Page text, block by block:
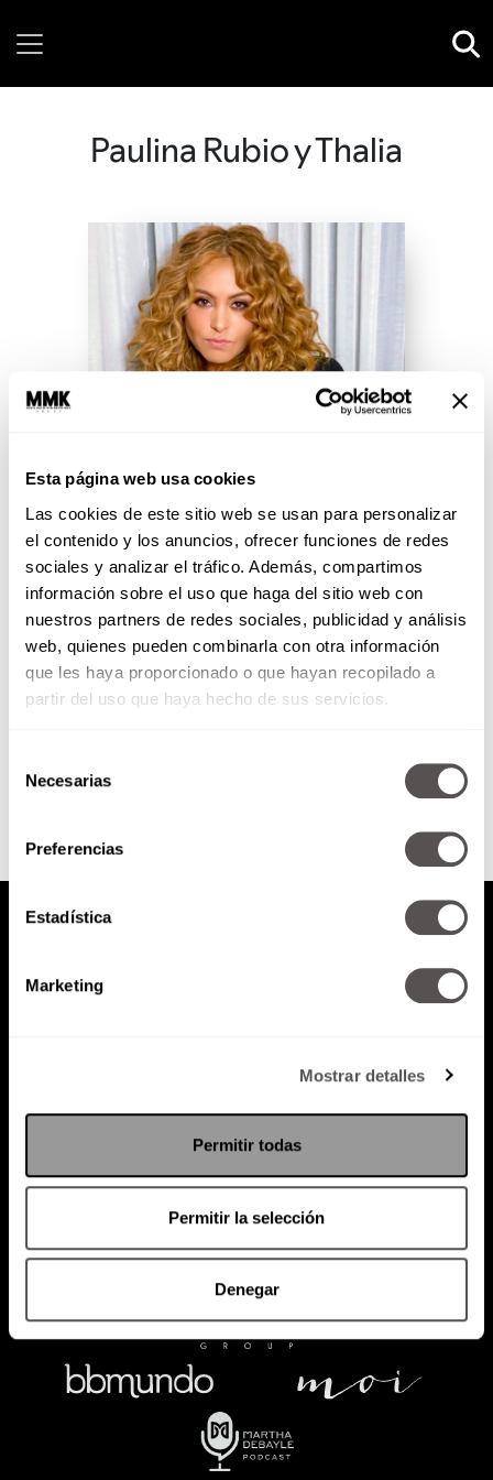
Esta página web usa cookies
Las cookies de este sitio web se usan para personalizar
el contenido y los anuncios, ofrecer funciones de redes
sociales y analizar el tráfico. Además, compartimos
información sobre el uso que haga del sitio web con
nuestros partners de redes sociales, publicidad y análisis
web, quienes pueden combinarla con otra información
que les haya proporcionado o que hayan recopilado a
partir del uso que haya hecho de sus servicios.
Necesarias
Preferencias
Estadística
Marketing
Mostrar detalles
Permitir todas
Permitir la selección
Denegar
Paulina Rubio y Thalia
Lunes de siempre en domingo:
Paulina Rubio
¡Paulina Rubio is in da house! Nos
viene a presentar su nuevo
sencillo y video “Yo soy”.
PRODUCTOS SACA TU ID RECUPERA ID